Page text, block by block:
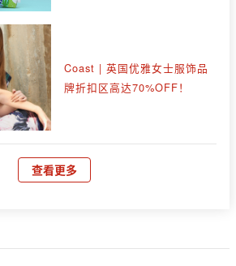
Coast | 英国优雅女士服饰品
牌折扣区高达70%OFF！
查看更多